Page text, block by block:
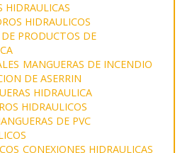
HIDRAULICAS
HIDRAULICOS
PRODUCTOS DE
MANGUERAS DE INCENDIO
DE ASERRIN
HIDRAULICA
HIDRAULICOS
DE PVC
CONEXIONES HIDRAULICAS